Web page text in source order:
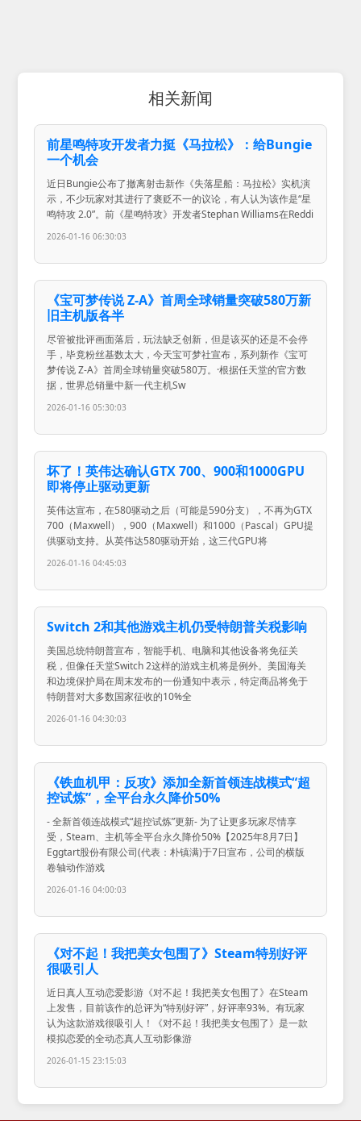
相关新闻
前星鸣特攻开发者力挺《马拉松》：给Bungie
一个机会
近日Bungie公布了撤离射击新作《失落星船：马拉松》实机演
示，不少玩家对其进行了褒贬不一的议论，有人认为该作是“星
鸣特攻 2.0”。前《星鸣特攻》开发者Stephan Williams在Reddi
2026-01-16 06:30:03
《宝可梦传说 Z-A》首周全球销量突破580万新
旧主机版各半
尽管被批评画面落后，玩法缺乏创新，但是该买的还是不会停
手，毕竟粉丝基数太大，今天宝可梦社宣布，系列新作《宝可
梦传说 Z-A》首周全球销量突破580万。·根据任天堂的官方数
据，世界总销量中新一代主机Sw
2026-01-16 05:30:03
坏了！英伟达确认GTX 700、900和1000GPU
即将停止驱动更新
英伟达宣布，在580驱动之后（可能是590分支），不再为GTX
700（Maxwell），900（Maxwell）和1000（Pascal）GPU提
供驱动支持。从英伟达580驱动开始，这三代GPU将
2026-01-16 04:45:03
Switch 2和其他游戏主机仍受特朗普关税影响
美国总统特朗普宣布，智能手机、电脑和其他设备将免征关
税，但像任天堂Switch 2这样的游戏主机将是例外。美国海关
和边境保护局在周末发布的一份通知中表示，特定商品将免于
特朗普对大多数国家征收的10%全
2026-01-16 04:30:03
《铁血机甲：反攻》添加全新首领连战模式“超
控试炼”，全平台永久降价50%
- 全新首领连战模式“超控试炼”更新- 为了让更多玩家尽情享
受，Steam、主机等全平台永久降价50%【2025年8月7日】
Eggtart股份有限公司(代表：朴镇满)于7日宣布，公司的横版
卷轴动作游戏
2026-01-16 04:00:03
《对不起！我把美女包围了》Steam特别好评
很吸引人
近日真人互动恋爱影游《对不起！我把美女包围了》在Steam
上发售，目前该作的总评为“特别好评”，好评率93%。有玩家
认为这款游戏很吸引人！《对不起！我把美女包围了》是一款
模拟恋爱的全动态真人互动影像游
2026-01-15 23:15:03